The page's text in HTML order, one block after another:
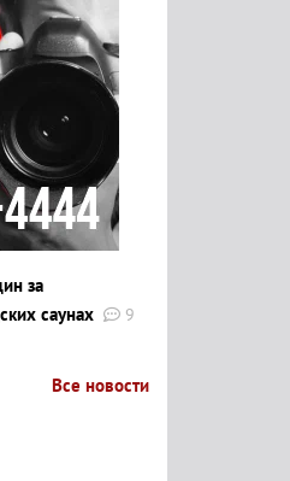
за
саунах
9
Все новости